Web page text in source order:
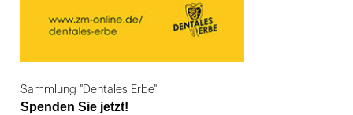
Sammlung "Dentales Erbe"
Spenden Sie jetzt!